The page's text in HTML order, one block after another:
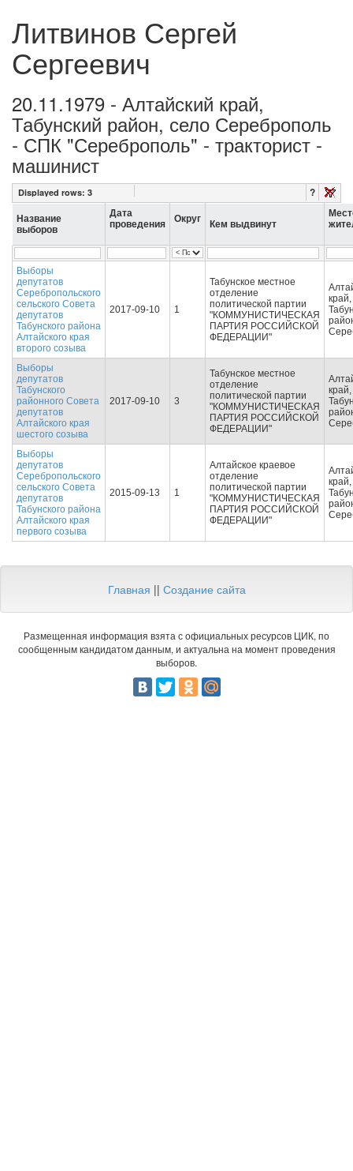
Литвинов Сергей
Сергеевич
20.11.1979 - Алтайский край,
Табунский район, село Сереброполь
- СПК "Сереброполь" - тракторист -
машинист
Displayed rows: 3 ?
Название
выборов
Дата
проведения
Округ Кем выдвинут
Выборы
депутатов
Серебропольского
сельского Совета
депутатов
Табунского района
Алтайского края
второго созыва
2017-09-10 1
Табунское местное
отделение
политической партии
"КОММУНИСТИЧЕСКАЯ
ПАРТИЯ РОССИЙСКОЙ
ФЕДЕРАЦИИ"
край,
Выборы
депутатов
Табунского
районного Совета
депутатов
Алтайского края
шестого созыва
2017-09-10 3
Табунское местное
отделение
политической партии
"КОММУНИСТИЧЕСКАЯ
ПАРТИЯ РОССИЙСКОЙ
ФЕДЕРАЦИИ"
край,
Выборы
депутатов
Серебропольского
сельского Совета
депутатов
Табунского района
Алтайского края
первого созыва
2015-09-13 1
Алтайское краевое
отделение
политической партии
"КОММУНИСТИЧЕСКАЯ
ПАРТИЯ РОССИЙСКОЙ
ФЕДЕРАЦИИ"
край,
Главная || Создание сайта
Размещенная информация взята с официальных ресурсов ЦИК, по
сообщенным кандидатом данным, и актуальна на момент проведения
выборов.